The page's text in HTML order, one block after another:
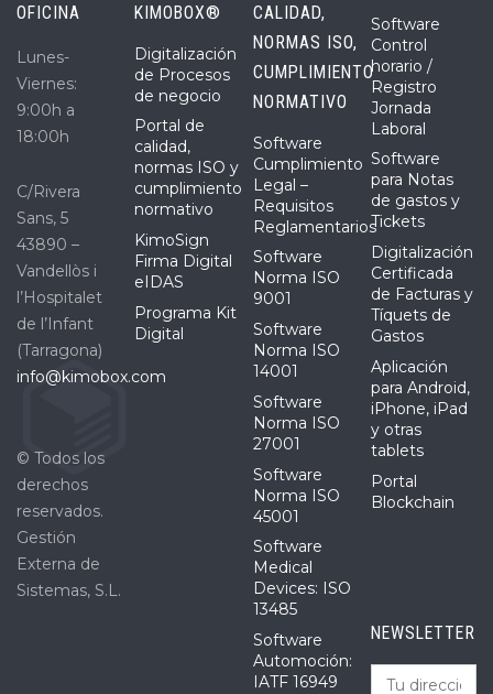
OFICINA
Lunes-
Viernes:
9:00h a
18:00h
C/Rivera
Sans, 5
43890 –
Vandellòs i
l’Hospitalet
de l’Infant
(Tarragona)
info@kimobox.com
© Todos los
derechos
reservados.
Gestión
Externa de
Sistemas, S.L.
KIMOBOX®
Digitalización
de Procesos
de negocio
Portal de
calidad,
normas ISO y
cumplimiento
normativo
KimoSign
Firma Digital
eIDAS
Programa Kit
Digital
CALIDAD,
NORMAS ISO,
CUMPLIMIENTO
NORMATIVO
Software
Cumplimiento
Legal –
Requisitos
Reglamentarios
Software
Norma ISO
9001
Software
Norma ISO
14001
Software
Norma ISO
27001
Software
Norma ISO
45001
Software
Medical
Devices: ISO
13485
Software
Automoción:
IATF 16949
Software
Control
horario /
Registro
Jornada
Laboral
Software
para Notas
de gastos y
Tickets
Digitalización
Certificada
de Facturas y
Tíquets de
Gastos
Aplicación
para Android,
iPhone, iPad
y otras
tablets
Portal
Blockchain
NEWSLETTER